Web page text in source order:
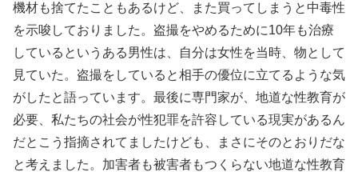
機材も捨てたこともあるけど、また買ってしまうと中毒性
を示唆しておりました。盗撮をやめるために10年も治療
しているというある男性は、自分は女性を当時、物として
見ていた。盗撮をしていると相手の優位に立てるような気
がしたと語っています。最後に専門家が、地道な性教育が
必要、私たちの社会が性犯罪を許容している現実があるん
だとこう指摘されてましたけども、まさにそのとおりだな
と考えました。加害者も被害者もつくらない地道な性教育